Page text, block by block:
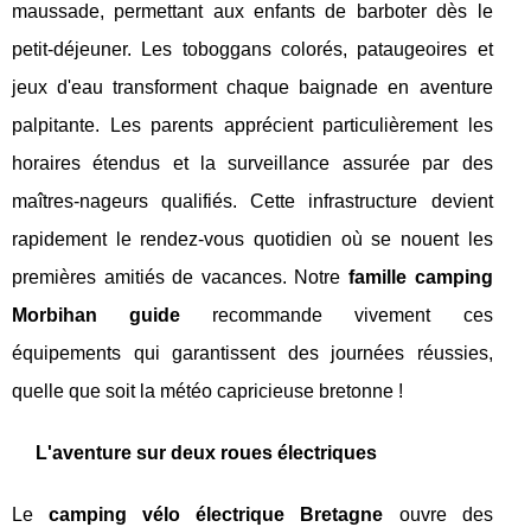
maussade, permettant aux enfants de barboter dès le
petit-déjeuner. Les toboggans colorés, pataugeoires et
jeux d'eau transforment chaque baignade en aventure
palpitante. Les parents apprécient particulièrement les
horaires étendus et la surveillance assurée par des
maîtres-nageurs qualifiés. Cette infrastructure devient
rapidement le rendez-vous quotidien où se nouent les
premières amitiés de vacances. Notre famille camping
Morbihan guide recommande vivement ces
équipements qui garantissent des journées réussies,
quelle que soit la météo capricieuse bretonne !
L'aventure sur deux roues électriques
Lecamping vélo électrique Bretagne ouvre des